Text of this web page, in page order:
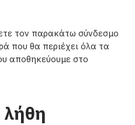
τον παρακάτω σύνδεσμο
που θα περιέχει όλα τα
αποθηκεύουμε στο
λήθη